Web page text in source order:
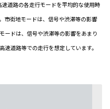
道路の各走行モードを平均的な使用時
市街地モードは、信号や渋滞等の影響
ードは、信号や渋滞等の影響をあまり
道路等での走行を想定しています。